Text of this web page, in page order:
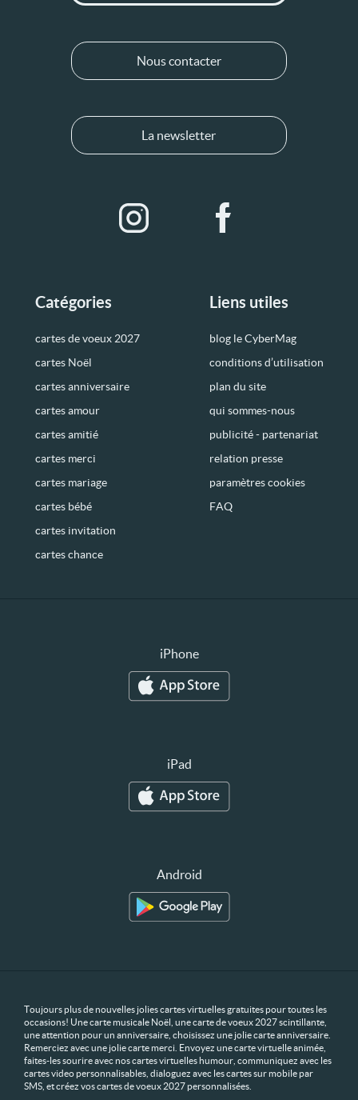
Catégories
cartes de voeux 2027
cartes Noël
cartes anniversaire
cartes amour
cartes amitié
cartes merci
cartes mariage
cartes bébé
cartes invitation
cartes chance
Liens utiles
blog le CyberMag
conditions d’utilisation
plan du site
qui sommes-nous
publicité - partenariat
relation presse
paramètres cookies
FAQ
Nous contacter
La newsletter
iPhone
iPad
Android
Toujours plus de nouvelles jolies cartes virtuelles gratuites pour toutes les
occasions! Une carte musicale Noël, une carte de voeux 2027 scintillante,
une attention pour un anniversaire, choisissez une jolie carte anniversaire.
Remerciez avec une jolie carte merci. Envoyez une carte virtuelle animée,
faites-les sourire avec nos cartes virtuelles humour, communiquez avec les
cartes video personnalisables, dialoguez avec les cartes sur mobile par
SMS, et créez vos cartes de voeux 2027 personnalisées.